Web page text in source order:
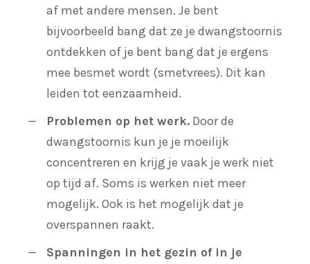
af met andere mensen. Je bent
bijvoorbeeld bang dat ze je dwangstoornis
ontdekken of je bent bang dat je ergens
mee besmet wordt (smetvrees). Dit kan
leiden tot eenzaamheid.
Problemen op het werk.Door de
dwangstoornis kun je je moeilijk
concentreren en krijg je vaak je werk niet
op tijd af. Soms is werken niet meer
mogelijk. Ook is het mogelijk dat je
overspannen raakt.
Spanningen in het gezin of in je